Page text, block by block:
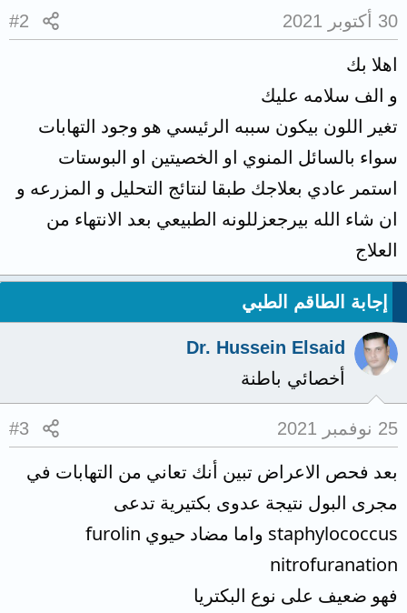
30 أكتوبر 2021 #2
اهلا بك
و الف سلامه عليك
تغير اللون بيكون سببه الرئيسي هو وجود التهابات
سواء بالسائل المنوي او الخصيتين او البوستات
استمر عادي بعلاجك طبقا لنتائج التحليل و المزرعه و
ان شاء الله بيرجعزللونه الطبيعي بعد الانتهاء من
العلاج
إجابة الطاقم الطبي
Dr. Hussein Elsaid
أخصائي باطنة
25 نوفمبر 2021 #3
بعد فحص الاعراض تبين أنك تعاني من التهابات في
مجرى البول نتيجة عدوى بكتيرية تدعى
staphylococcus واما مضاد حيوي furolin
nitrofuranation
فهو ضعيف على نوع البكتريا